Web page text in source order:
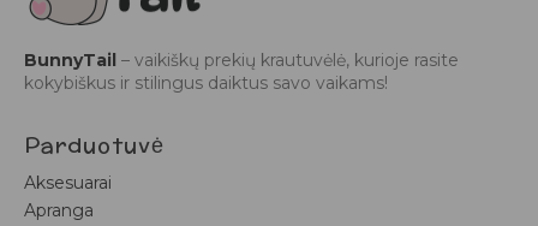
BunnyTail – vaikiškų prekių krautuvėlė, kurioje rasite
kokybiškus ir stilingus daiktus savo vaikams!
Parduotuvė
Aksesuarai
Apranga